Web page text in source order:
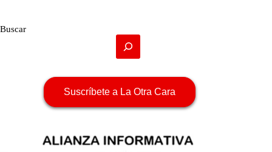
Buscar
Suscríbete a La Otra Cara